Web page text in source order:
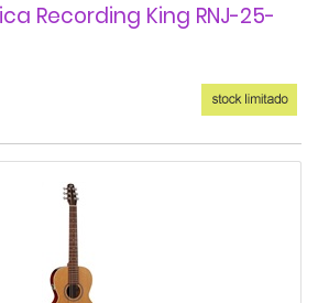
Recording King RNJ-25-